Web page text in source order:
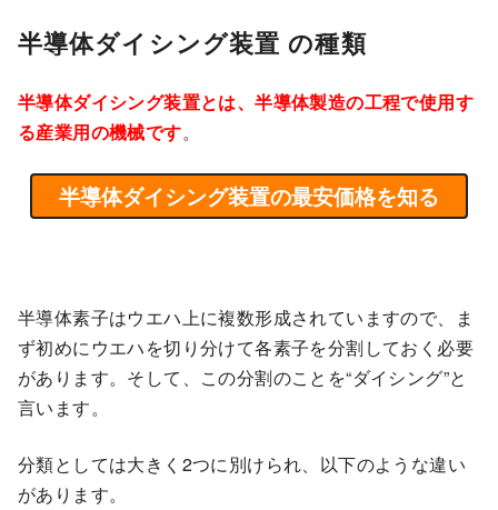
半導体ダイシング装置 の種類
半導体ダイシング装置とは、半導体製造の工程で使用す
る産業用の機械です。
半導体ダイシング装置の最安価格を知る
半導体素子はウエハ上に複数形成されていますので、ま
ず初めにウエハを切り分けて各素子を分割しておく必要
があります。そして、この分割のことを“ダイシング”と
言います。
分類としては大きく2つに別けられ、以下のような違い
があります。